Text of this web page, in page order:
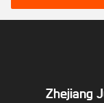
Zhejiang